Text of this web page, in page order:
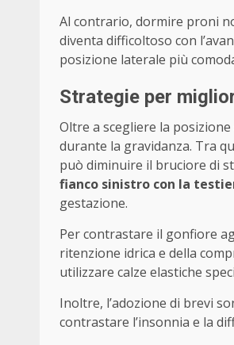
Al contrario, dormire proni
diventa difficoltoso con
posizione laterale più
Strategie per
Oltre a scegliere la
durante la gravidanza. Tra
può diminuire il bruciore di
fianco sinistro con la
gestazione.
Per contrastare il gonfiore
ritenzione idrica e della
utilizzare calze elastiche
Inoltre, l’adozione di brevi
contrastare l’insonnia e la